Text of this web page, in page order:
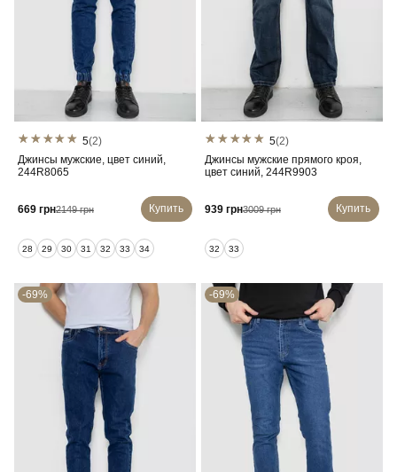
5(2)
Джинсы мужские, цвет синий,
244R8065
669 грн2149 грн Купить
28 29 30 31 32 33 34
5(2)
Джинсы мужские прямого кроя,
цвет синий, 244R9903
939 грн3009 грн Купить
32 33
-69% -69%